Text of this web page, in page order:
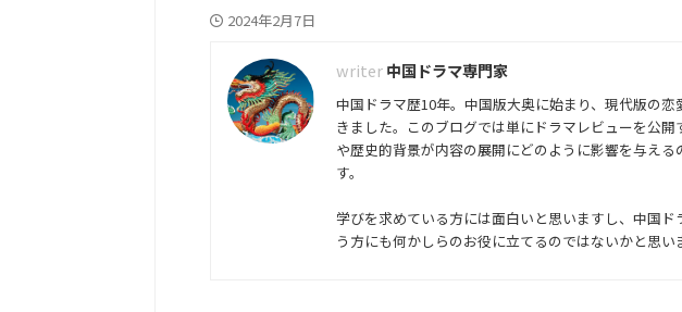
2024年2月7日
中国ドラマ専門家
中国ドラマ歴10年。中国版大奥に始まり、現代版の
きました。このブログでは単にドラマレビューを公
や歴史的背景が内容の展開にどのように影響を与え
す。
学びを求めている方には面白いと思いますし、中国
う方にも何かしらのお役に立てるのではないかと思い